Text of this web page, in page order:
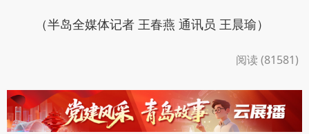
（半岛全媒体记者 王春燕 通讯员 王晨瑜）
阅读 (81581)